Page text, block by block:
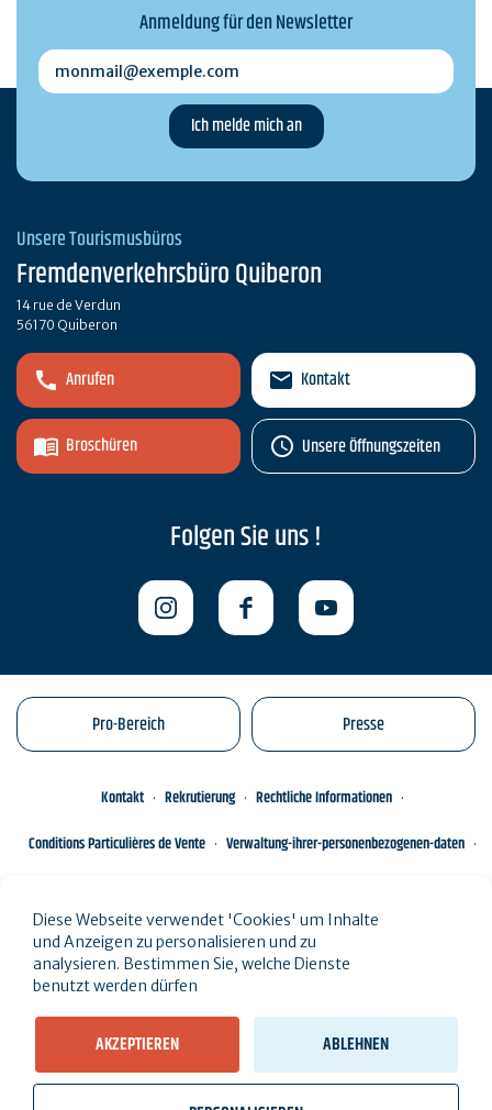
Anmeldung für den Newsletter
monmail@exemple.com
Unsere Tourismusbüros
Fremdenverkehrsbüro Quiberon
14 rue de Verdun
56170 Quiberon
Anrufen
Broschüren
Kontakt
Unsere Öffnungszeiten
Folgen Sie uns !
Pro-Bereich Presse
Kontakt Rekrutierung
Rechtliche Informationen
Conditions Particulières de Vente
Verwaltung-ihrer-personenbezogenen-daten
Diese Webseite verwendet 'Cookies' um Inhalte
und Anzeigen zu personalisieren und zu
analysieren. Bestimmen Sie, welche Dienste
benutzt werden dürfen
AKZEPTIEREN ABLEHNEN